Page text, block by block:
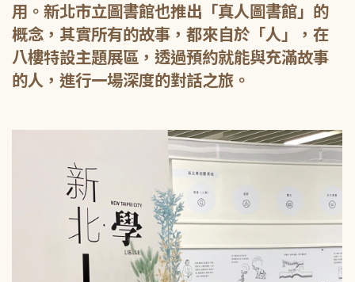
用。新北市立圖書館也推出「真人圖書館」的
概念，其實所有的故事，都來自於「人」，在
八樓特設主題展區，透過預約就能與充滿故事
的人，進行一場深度的對話之旅。